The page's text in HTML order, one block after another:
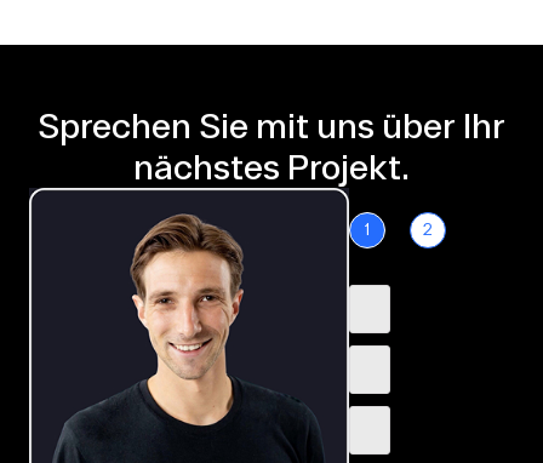
Sprechen Sie mit uns über Ihr
nächstes Projekt.
1 2